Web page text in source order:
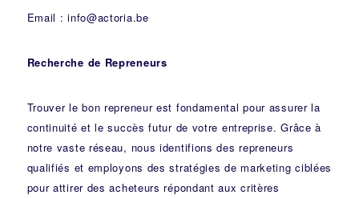
Email : info@actoria.be
Recherche de Repreneurs
Trouver le bon repreneur est fondamental pour assurer la
continuité et le succès futur de votre entreprise. Grâce à
notre vaste réseau, nous identifions des repreneurs
qualifiés et employons des stratégies de marketing ciblées
pour attirer des acheteurs répondant aux critères